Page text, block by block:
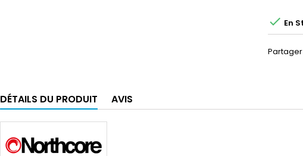
 En
Partager
DÉTAILS DU PRODUIT AVIS